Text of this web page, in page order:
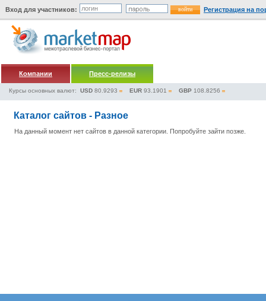
Вход для участников: Регистрация на
Компании Пресс-релизы
Курсы основных валют: USD 80.9293 EUR 93.1901 GBP 108.8256
Каталог сайтов - Разное
На данный момент нет сайтов в данной категории. Попробуйте зайти позже.